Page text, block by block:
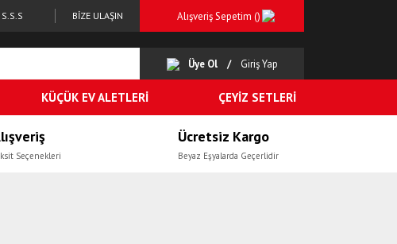
S.S.S BİZE ULAŞIN Alışveriş Sepetim ()
Üye Ol Giriş Yap
KÜÇÜK EV ALETLERİ ÇEYİZ SETLERİ
Seçenekleri
Ücretsiz Kargo
Beyaz Eşyalarda Geçerlidir